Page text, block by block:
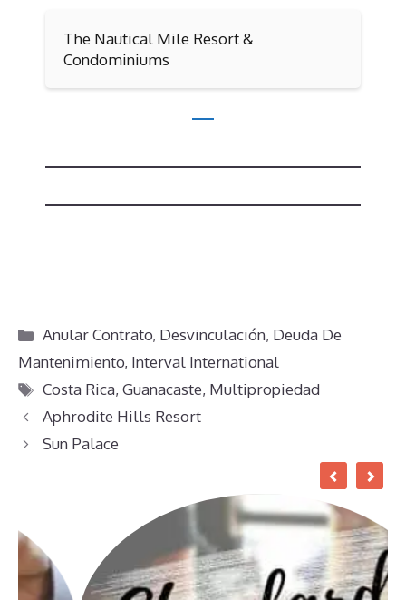
The Nautical Mile Resort &
Condominiums
Categorías
Anular Contrato, Desvinculación, Deuda De
Mantenimiento, Interval International
Etiquetas
Costa Rica,Guanacaste, Multipropiedad
Aphrodite Hills Resort
Sun Palace